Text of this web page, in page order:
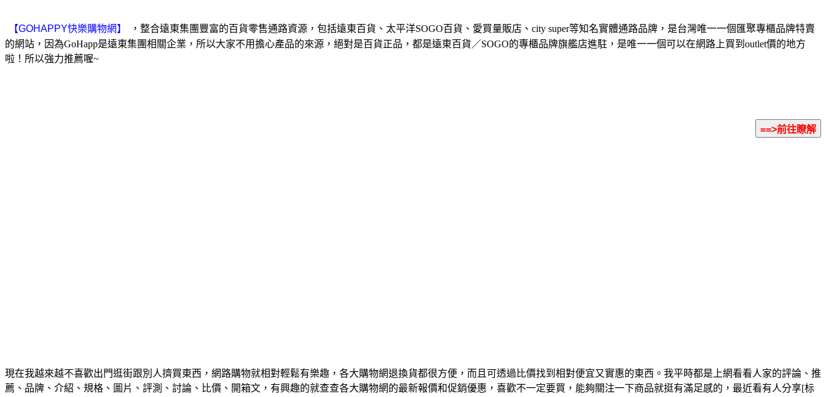
，整合遠東集團豐富的百貨零售通路資源，包括遠東百貨、太平洋SOGO百貨、愛買量販店、city super等知名實體通路品牌，是台灣唯一一個匯聚專櫃品牌特賣
的網站，因為GoHapp是遠東集團相關企業，所以大家不用擔心產品的來源，絕對是百貨正品，都是遠東百貨／SOGO的專櫃品牌旗艦店進駐，是唯一一個可以在網路上買到outlet價的地方
啦！所以強力推薦喔~
現在我越來越不喜歡出門逛街跟別人擠買東西，網路購物就相對輕鬆有樂趣，各大購物網退換貨都很方便，而且可透過比價找到相對便宜又實惠的東西。我平時都是上網看看人家的評論、推
薦、品牌、介紹、規格、圖片、評測、討論、比價、開箱文，有興趣的就查查各大購物網的最新報價和促銷優惠，喜歡不一定要買，能夠關注一下商品就挺有滿足感的，最近看有人分享[标